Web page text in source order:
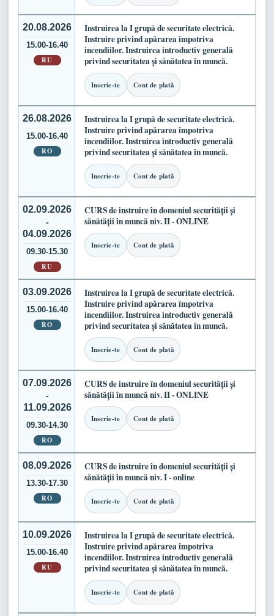
20.08.2026
15.00-16.40
RU
Instruirea la I grupă de securitate electrică.
Instruire privind apărarea împotriva
incendiilor. Instruirea introductiv generală
privind securitatea și sănătatea în muncă.
Inscrie-te Cont de plată
26.08.2026
15.00-16.40
RO
Instruirea la I grupă de securitate electrică.
Instruire privind apărarea împotriva
incendiilor. Instruirea introductiv generală
privind securitatea și sănătatea în muncă.
Inscrie-te Cont de plată
02.09.2026
-
04.09.2026
09.30-15.30
RU
CURS de instruire în domeniul securității și
sănătății în muncă niv. II - ONLINE
Inscrie-te Cont de plată
03.09.2026
15.00-16.40
RO
Instruirea la I grupă de securitate electrică.
Instruire privind apărarea împotriva
incendiilor. Instruirea introductiv generală
privind securitatea și sănătatea în muncă.
Inscrie-te Cont de plată
07.09.2026
-
11.09.2026
09.30-14.30
RO
CURS de instruire în domeniul securității și
sănătății în muncă niv. II - ONLINE
Inscrie-te Cont de plată
08.09.2026
13.30-17.30
RO
CURS de instruire în domeniul securității și
sănătății în muncă niv. I - online
Inscrie-te Cont de plată
10.09.2026
15.00-16.40
RU
Instruirea la I grupă de securitate electrică.
Instruire privind apărarea împotriva
incendiilor. Instruirea introductiv generală
privind securitatea și sănătatea în muncă.
Inscrie-te Cont de plată